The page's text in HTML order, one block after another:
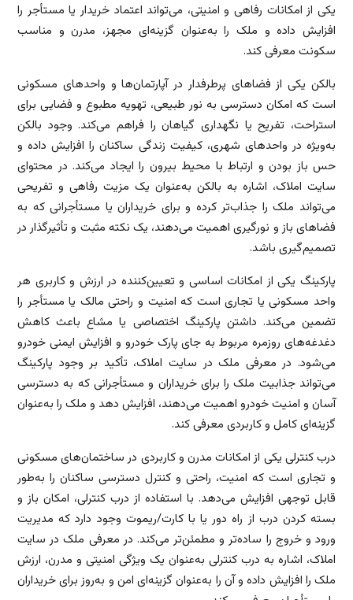
یکی از امکانات رفاهی و امنیتی، می‌تواند اعتماد خریدار یا مستأجر را
افزایش داده و ملک را به‌عنوان گزینه‌ای مجهز، مدرن و مناسب
سکونت معرفی کند.
بالکن یکی از فضاهای پرطرفدار در آپارتمان‌ها و واحدهای مسکونی
است که امکان دسترسی به نور طبیعی، تهویه مطبوع و فضایی برای
استراحت، تفریح یا نگهداری گیاهان را فراهم می‌کند. وجود بالکن
به‌ویژه در واحدهای شهری، کیفیت زندگی ساکنان را افزایش داده و
حس باز بودن و ارتباط با محیط بیرون را ایجاد می‌کند. در محتوای
سایت املاک، اشاره به بالکن به‌عنوان یک مزیت رفاهی و تفریحی
می‌تواند ملک را جذاب‌تر کرده و برای خریداران یا مستأجرانی که به
فضاهای باز و نورگیری اهمیت می‌دهند، یک نکته مثبت و تأثیرگذار در
تصمیم‌گیری باشد.
پارکینگ یکی از امکانات اساسی و تعیین‌کننده در ارزش و کاربری هر
واحد مسکونی یا تجاری است که امنیت و راحتی مالک یا مستأجر را
تضمین می‌کند. داشتن پارکینگ اختصاصی یا مشاع باعث کاهش
دغدغه‌های روزمره مربوط به جای پارک خودرو و افزایش ایمنی خودرو
می‌شود. در معرفی ملک در سایت املاک، تأکید بر وجود پارکینگ
می‌تواند جذابیت ملک را برای خریداران و مستأجرانی که به دسترسی
آسان و امنیت خودرو اهمیت می‌دهند، افزایش دهد و ملک را به‌عنوان
گزینه‌ای کامل و کاربردی معرفی کند.
درب کنترلی یکی از امکانات مدرن و کاربردی در ساختمان‌های مسکونی
و تجاری است که امنیت، راحتی و کنترل دسترسی ساکنان را به‌طور
قابل توجهی افزایش می‌دهد. با استفاده از درب کنترلی، امکان باز و
بسته کردن درب از راه دور یا با کارت/ریموت وجود دارد که مدیریت
ورود و خروج را ساده‌تر و مطمئن‌تر می‌کند. در معرفی ملک در سایت
املاک، اشاره به درب کنترلی به‌عنوان یک ویژگی امنیتی و مدرن، ارزش
ملک را افزایش داده و آن را به‌عنوان گزینه‌ای امن و به‌روز برای خریداران